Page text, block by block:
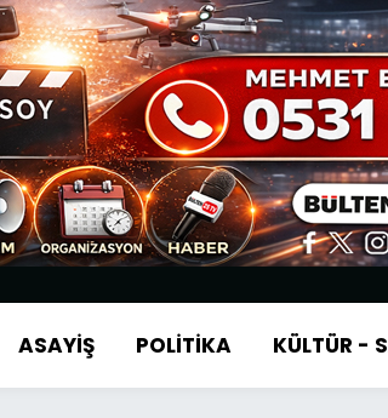
ASAYİŞ POLİTİKA KÜLTÜR -